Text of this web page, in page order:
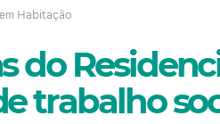
Habitação
do
trabalho